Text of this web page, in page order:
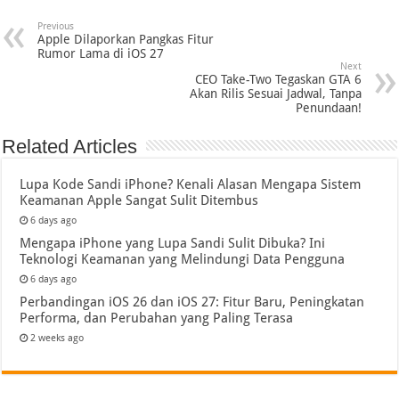
Previous
Apple Dilaporkan Pangkas Fitur
Rumor Lama di iOS 27
Next
CEO Take-Two Tegaskan GTA 6
Akan Rilis Sesuai Jadwal, Tanpa
Penundaan!
Related Articles
Lupa Kode Sandi iPhone? Kenali Alasan Mengapa Sistem
Keamanan Apple Sangat Sulit Ditembus
6 days ago
Mengapa iPhone yang Lupa Sandi Sulit Dibuka? Ini
Teknologi Keamanan yang Melindungi Data Pengguna
6 days ago
Perbandingan iOS 26 dan iOS 27: Fitur Baru, Peningkatan
Performa, dan Perubahan yang Paling Terasa
2 weeks ago